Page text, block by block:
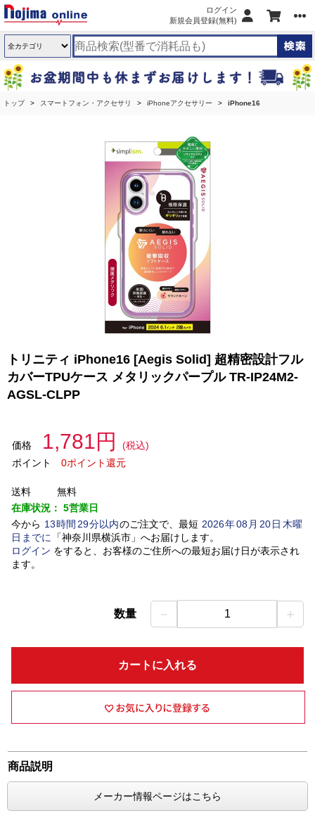
ログイン
新規会員登録(無料)
トップ スマートフォン・アクセサリ iPhoneアクセサリー iPhone16
トリニティ iPhone16 [Aegis Solid] 超精密設計フル
カバーTPUケース メタリックパープル TR-IP24M2-
AGSL-CLPP
価格 1,781円
(税込)
ポイント
0ポイント還元
送料
無料
在庫状況： 5営業日
今から 13時間 29分以内のご注文で、最短 2026年08 月 20日木曜
日 までに 「神奈川県横浜市」 へお届けします。
ログイン をすると、お客様のご住所への最短お届け日が表示され
ます。
数量 － 1 ＋
カートに入れる
商品説明
メーカー情報ページはこちら